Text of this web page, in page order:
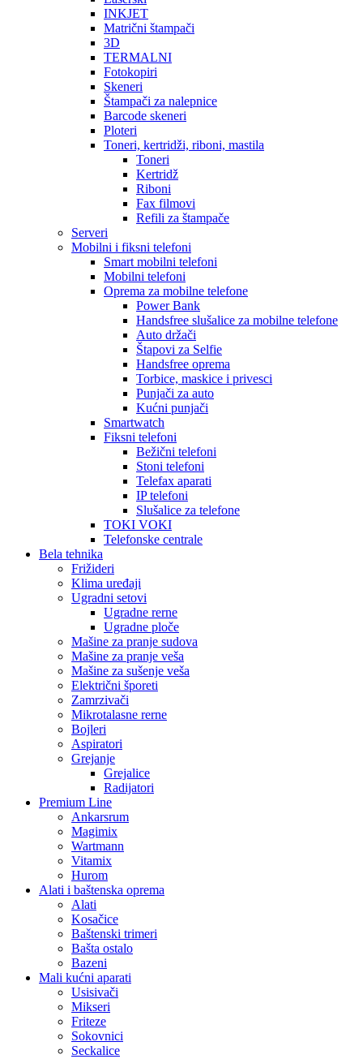
INKJET
Matrični štampači
3D
TERMALNI
Fotokopiri
Skeneri
Štampači za nalepnice
Barcode skeneri
Ploteri
Toneri, kertridži, riboni, mastila
Toneri
Kertridž
Riboni
Fax filmovi
Refili za štampače
Serveri
Mobilni i fiksni telefoni
Smart mobilni telefoni
Mobilni telefoni
Oprema za mobilne telefone
Power Bank
Handsfree slušalice za mobilne telefone
Auto držači
Štapovi za Selfie
Handsfree oprema
Torbice, maskice i privesci
Punjači za auto
Kućni punjači
Smartwatch
Fiksni telefoni
Bežični telefoni
Stoni telefoni
Telefax aparati
IP telefoni
Slušalice za telefone
TOKI VOKI
Telefonske centrale
Bela tehnika
Frižideri
Klima uređaji
Ugradni setovi
Ugradne rerne
Ugradne ploče
Mašine za pranje sudova
Mašine za pranje veša
Mašine za sušenje veša
Električni šporeti
Zamrzivači
Mikrotalasne rerne
Bojleri
Aspiratori
Grejanje
Grejalice
Radijatori
Premium Line
Ankarsrum
Magimix
Wartmann
Vitamix
Hurom
Alati i baštenska oprema
Alati
Kosačice
Baštenski trimeri
Bašta ostalo
Bazeni
Mali kućni aparati
Usisivači
Mikseri
Friteze
Sokovnici
Seckalice